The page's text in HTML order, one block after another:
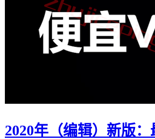
2020年（编辑）新版：